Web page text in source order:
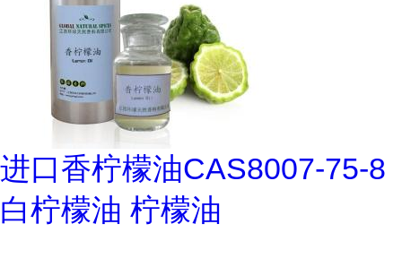
进口香柠檬油CAS8007-75-8
白柠檬油 柠檬油